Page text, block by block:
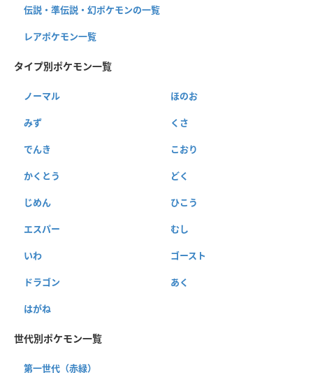
伝説・準伝説・幻ポケモンの一覧
レアポケモン一覧
タイプ別ポケモン一覧
ノーマル ほのお
みず くさ
でんき こおり
かくとう どく
じめん ひこう
エスパー むし
いわ ゴースト
ドラゴン あく
はがね
世代別ポケモン一覧
第一世代（赤緑）